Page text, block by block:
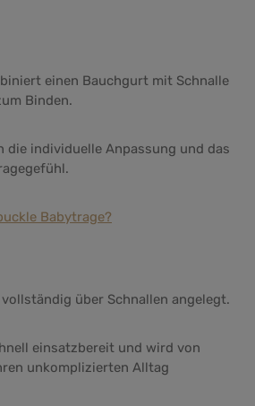
einen Bauchgurt mit Schnalle
Binden.
die individuelle Anpassung und das
Babytrage?
über Schnallen angelegt.
einsatzbereit und wird von
unkomplizierten Alltag